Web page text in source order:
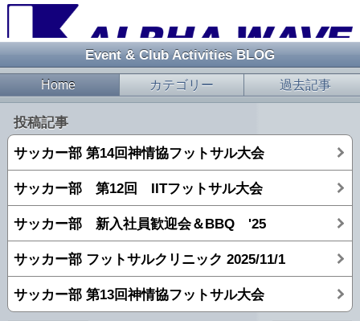
Event & Club Activities BLOG
Home カテゴリー 過去記事
投稿記事
サッカー部 第14回神情協フットサル大会
サッカー部 第12回 IITフットサル大会
サッカー部 新入社員歓迎会＆BBQ '25
サッカー部 フットサルクリニック 2025/11/1
サッカー部 第13回神情協フットサル大会